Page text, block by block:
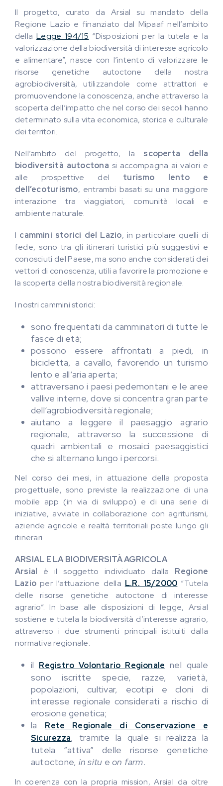
Il progetto, curato da Arsial su mandato della
Regione Lazio e finanziato dal Mipaaf nell’ambito
dellaLegge 194/15 “Disposizioni per la tutela e la
valorizzazione della biodiversità di interesse agricolo
e alimentare”, nasce con l’intento di valorizzare le
risorse genetiche autoctone della nostra
agrobiodiversità, utilizzandole come attrattori e
promuovendone la conoscenza, anche attraverso la
scoperta dell’impatto che nel corso dei secoli hanno
determinato sulla vita economica, storica e culturale
dei territori.
Nell’ambito del progetto, la scoperta della
biodiversità autoctona si accompagna ai valori e
alle prospettive del turismo lento e
dell’ecoturismo, entrambi basati su una maggiore
interazione tra viaggiatori, comunità locali e
ambiente naturale.
I cammini storici del Lazio, in particolare quelli di
fede, sono tra gli itinerari turistici più suggestivi e
conosciuti del Paese, ma sono anche considerati dei
vettori di conoscenza, utili a favorire la promozione e
la scoperta della nostra biodiversità regionale.
I nostri cammini storici:
sono frequentati da camminatori di tutte le
fasce di età;
possono essere affrontati a piedi, in
bicicletta, a cavallo, favorendo un turismo
lento e all’aria aperta;
attraversano i paesi pedemontani e le aree
vallive interne, dove si concentra gran parte
dell’agrobiodiversità regionale;
aiutano a leggere il paesaggio agrario
regionale, attraverso la successione di
quadri ambientali e mosaici paesaggistici
che si alternano lungo i percorsi.
Nel corso dei mesi, in attuazione della proposta
progettuale, sono previste la realizzazione di una
mobile app (in via di sviluppo) e di una serie di
iniziative, avviate in collaborazione con agriturismi,
aziende agricole e realtà territoriali poste lungo gli
itinerari.
ARSIAL E LA BIODIVERSITÀ AGRICOLA
Arsial è il soggetto individuato dalla Regione
Lazio per l’attuazione della L.R. 15/2000 “Tutela
delle risorse genetiche autoctone di interesse
agrario”. In base alle disposizioni di legge, Arsial
sostiene e tutela la biodiversità d’interesse agrario,
attraverso i due strumenti principali istituiti dalla
normativa regionale:
il Registro Volontario Regionale nel quale
sono iscritte specie, razze, varietà,
popolazioni, cultivar, ecotipi e cloni di
interesse regionale considerati a rischio di
erosione genetica;
la Rete Regionale di Conservazione e
Sicurezza, tramite la quale si realizza la
tutela “attiva” delle risorse genetiche
autoctone, in situ eon farm.
In coerenza con la propria mission, Arsial da oltre